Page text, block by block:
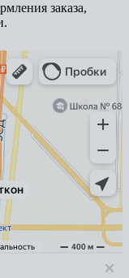
заказа,